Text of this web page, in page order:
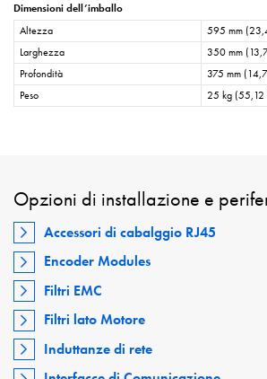
Dimensioni dell’imballo
Altezza
595 mm
Larghezza
350 mm
Profondità
375 mm
Peso
25 kg (55,12
Opzioni di installazione e
Accessori di cabalggio RJ45
Encoder Modules
Filtri EMC
Filtri lato Motore
Induttanze di rete